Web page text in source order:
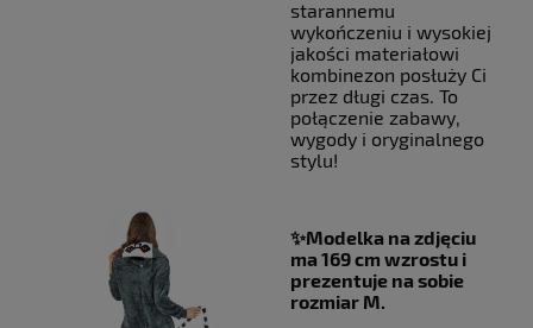
starannemu
wykończeniu i wysokiej
jakości materiałowi
kombinezon posłuży Ci
przez długi czas. To
połączenie zabawy,
wygody i oryginalnego
stylu!
✨Modelka na zdjęciu
ma 169 cm wzrostu i
prezentuje na sobie
rozmiar M.